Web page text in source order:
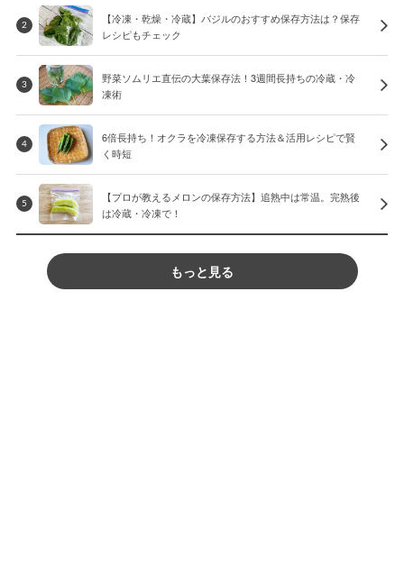
2
【冷凍・乾燥・冷蔵】バジルのおすすめ保存方法は？保存
レシピもチェック
3
野菜ソムリエ直伝の大葉保存法！3週間長持ちの冷蔵・冷
凍術
4
6倍長持ち！オクラを冷凍保存する方法＆活用レシピで賢
く時短
5
【プロが教えるメロンの保存方法】追熟中は常温。完熟後
は冷蔵・冷凍で！
もっと見る